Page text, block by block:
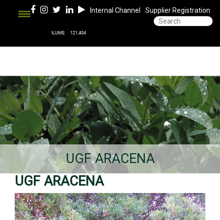
Internal Channel Supplier Registration
UGF ARACENA
UGF ARACENA